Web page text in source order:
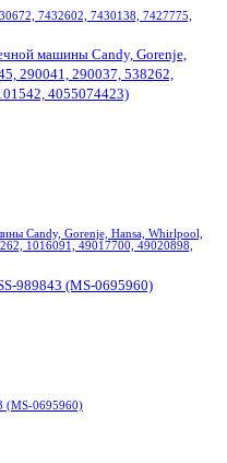
7432602, 7430138, 7427775,
Candy, Gorenje, Hansa, Whirlpool,
1016091, 49017700, 49020898,
(MS-0695960)